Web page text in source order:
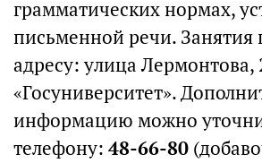
грамматических нормах,
письменной речи. Занятия
адресу: улица Лермонтова,
«Госуниверситет».
информацию можно
телефону: 48-66-80